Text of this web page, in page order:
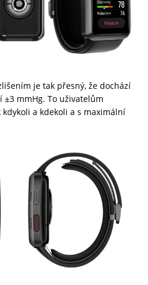
je tak přesný, že dochází
±3 mmHg. To uživatelům
a kdekoli a s maximální